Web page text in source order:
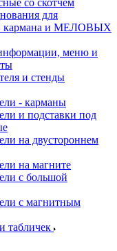
со скотчем
для
и МЕЛОВЫХ
меню и
и стенды
- карманы
и подставки под
на двустороннем
на магните
с большой
с магнитным
табличек